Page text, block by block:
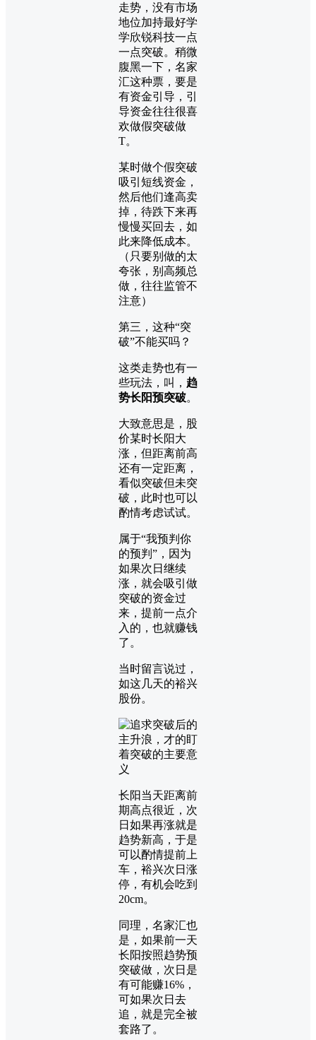
走势，没有市场
地位加持最好学
学欣锐科技一点
一点突破。稍微
腹黑一下，名家
汇这种票，要是
有资金引导，引
导资金往往很喜
欢做假突破做
T。
某时做个假突破
吸引短线资金，
然后他们逢高卖
掉，待跌下来再
慢慢买回去，如
此来降低成本。
（只要别做的太
夸张，别高频总
做，往往监管不
注意）
第三，这种“突
破”不能买吗？
这类走势也有一
些玩法，叫， 趋
势长阳预突破。
大致意思是，股
价某时长阳大
涨，但距离前高
还有一定距离，
看似突破但未突
破，此时也可以
酌情考虑试试。
属于“我预判你
的预判”，因为
如果次日继续
涨，就会吸引做
突破的资金过
来，提前一点介
入的，也就赚钱
了。
当时留言说过，
如这几天的裕兴
股份。
长阳当天距离前
期高点很近，次
日如果再涨就是
趋势新高，于是
可以酌情提前上
车，裕兴次日涨
停，有机会吃到
20cm。
同理，名家汇也
是，如果前一天
长阳按照趋势预
突破做，次日是
有可能赚16%，
可如果次日去
追，就是完全被
套路了。